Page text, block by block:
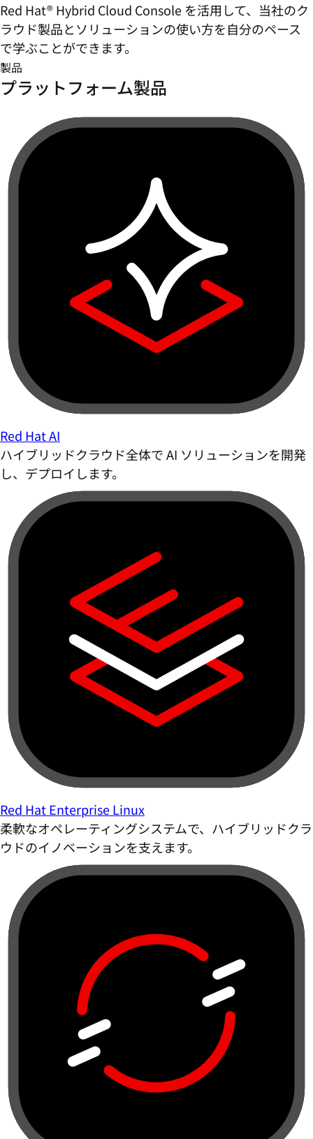
Red Hat® Hybrid Cloud Console を活用して、当社のク
ラウド製品とソリューションの使い方を自分のペース
で学ぶことができます。
製品
プラットフォーム製品
Red Hat AI
ハイブリッドクラウド全体で AI ソリューションを開発
し、デプロイします。
Red Hat Enterprise Linux
柔軟なオペレーティングシステムで、ハイブリッドクラ
ウドのイノベーションを支えます。